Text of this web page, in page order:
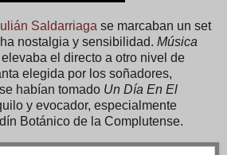
Saldarriaga se marcaban un set
nostalgia y sensibilidad. Música
elevaba el directo a otro nivel de
elegida por los soñadores,
habían tomado Un Día En El
y evocador, especialmente
Botánico de la Complutense.